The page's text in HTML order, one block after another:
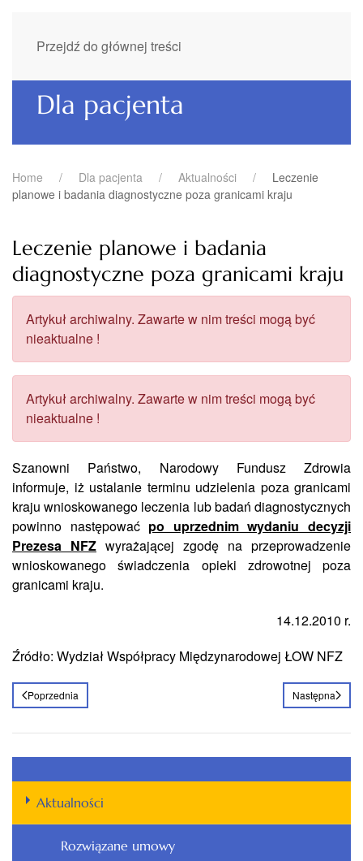
Przejdź do głównej treści
Dla pacjenta
Home Dla pacjenta Aktualności
Leczenie
planowe i badania diagnostyczne poza granicami kraju
Leczenie planowe i badania
diagnostyczne poza granicami kraju
Artykuł archiwalny. Zawarte w nim treści mogą być
nieaktualne !
Artykuł archiwalny. Zawarte w nim treści mogą być
nieaktualne !
Szanowni Państwo, Narodowy Fundusz Zdrowia
informuje, iż ustalanie terminu udzielenia poza granicami
kraju wnioskowanego leczenia lub badań diagnostycznych
powinno następować po uprzednim wydaniu decyzji
Prezesa NFZ wyrażającej zgodę na przeprowadzenie
wnioskowanego świadczenia opieki zdrowotnej poza
granicami kraju.
14.12.2010 r.
Źródło: Wydział Współpracy Międzynarodowej ŁOW NFZ
Poprzednia Następna
Aktualności
Rozwiązane umowy